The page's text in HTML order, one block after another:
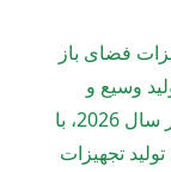
فضای باز
وسیع و
چشم‌انداز فناوری در حال تحول آن است. در سال 2026، با
تجهیزات